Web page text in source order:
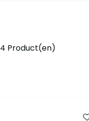
4 Product(en)